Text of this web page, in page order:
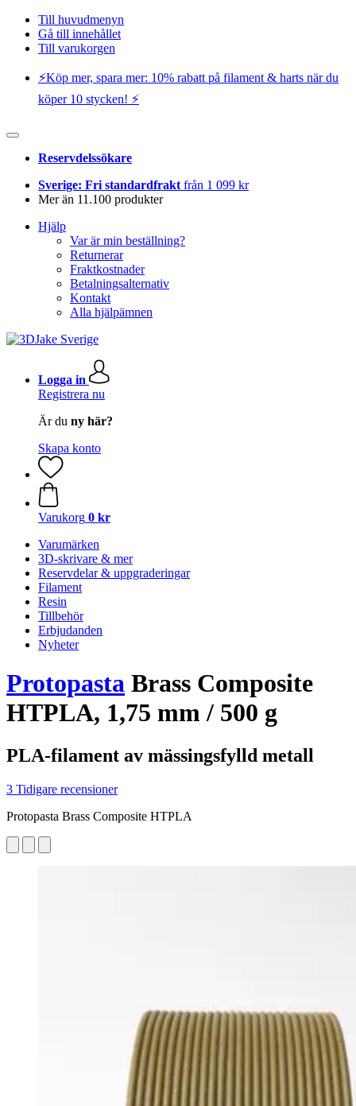
Till huvudmenyn
Gå till innehållet
Till varukorgen
⚡️Köp mer, spara mer: 10% rabatt på filament & harts när du
köper 10 stycken! ⚡️
Reservdelssökare
Sverige: Fri standardfrakt från 1 099 kr
Mer än 11.100 produkter
Hjälp
Var är min beställning?
Returnerar
Fraktkostnader
Betalningsalternativ
Kontakt
Alla hjälpämnen
Logga in
Registrera nu
Är du ny här?
Skapa konto
Varukorg 0 kr
Varumärken
3D-skrivare & mer
Reservdelar & uppgraderingar
Filament
Resin
Tillbehör
Erbjudanden
Nyheter
Protopasta Brass Composite
HTPLA, 1,75 mm / 500 g
PLA-filament av mässingsfylld metall
3 Tidigare recensioner
Protopasta Brass Composite HTPLA